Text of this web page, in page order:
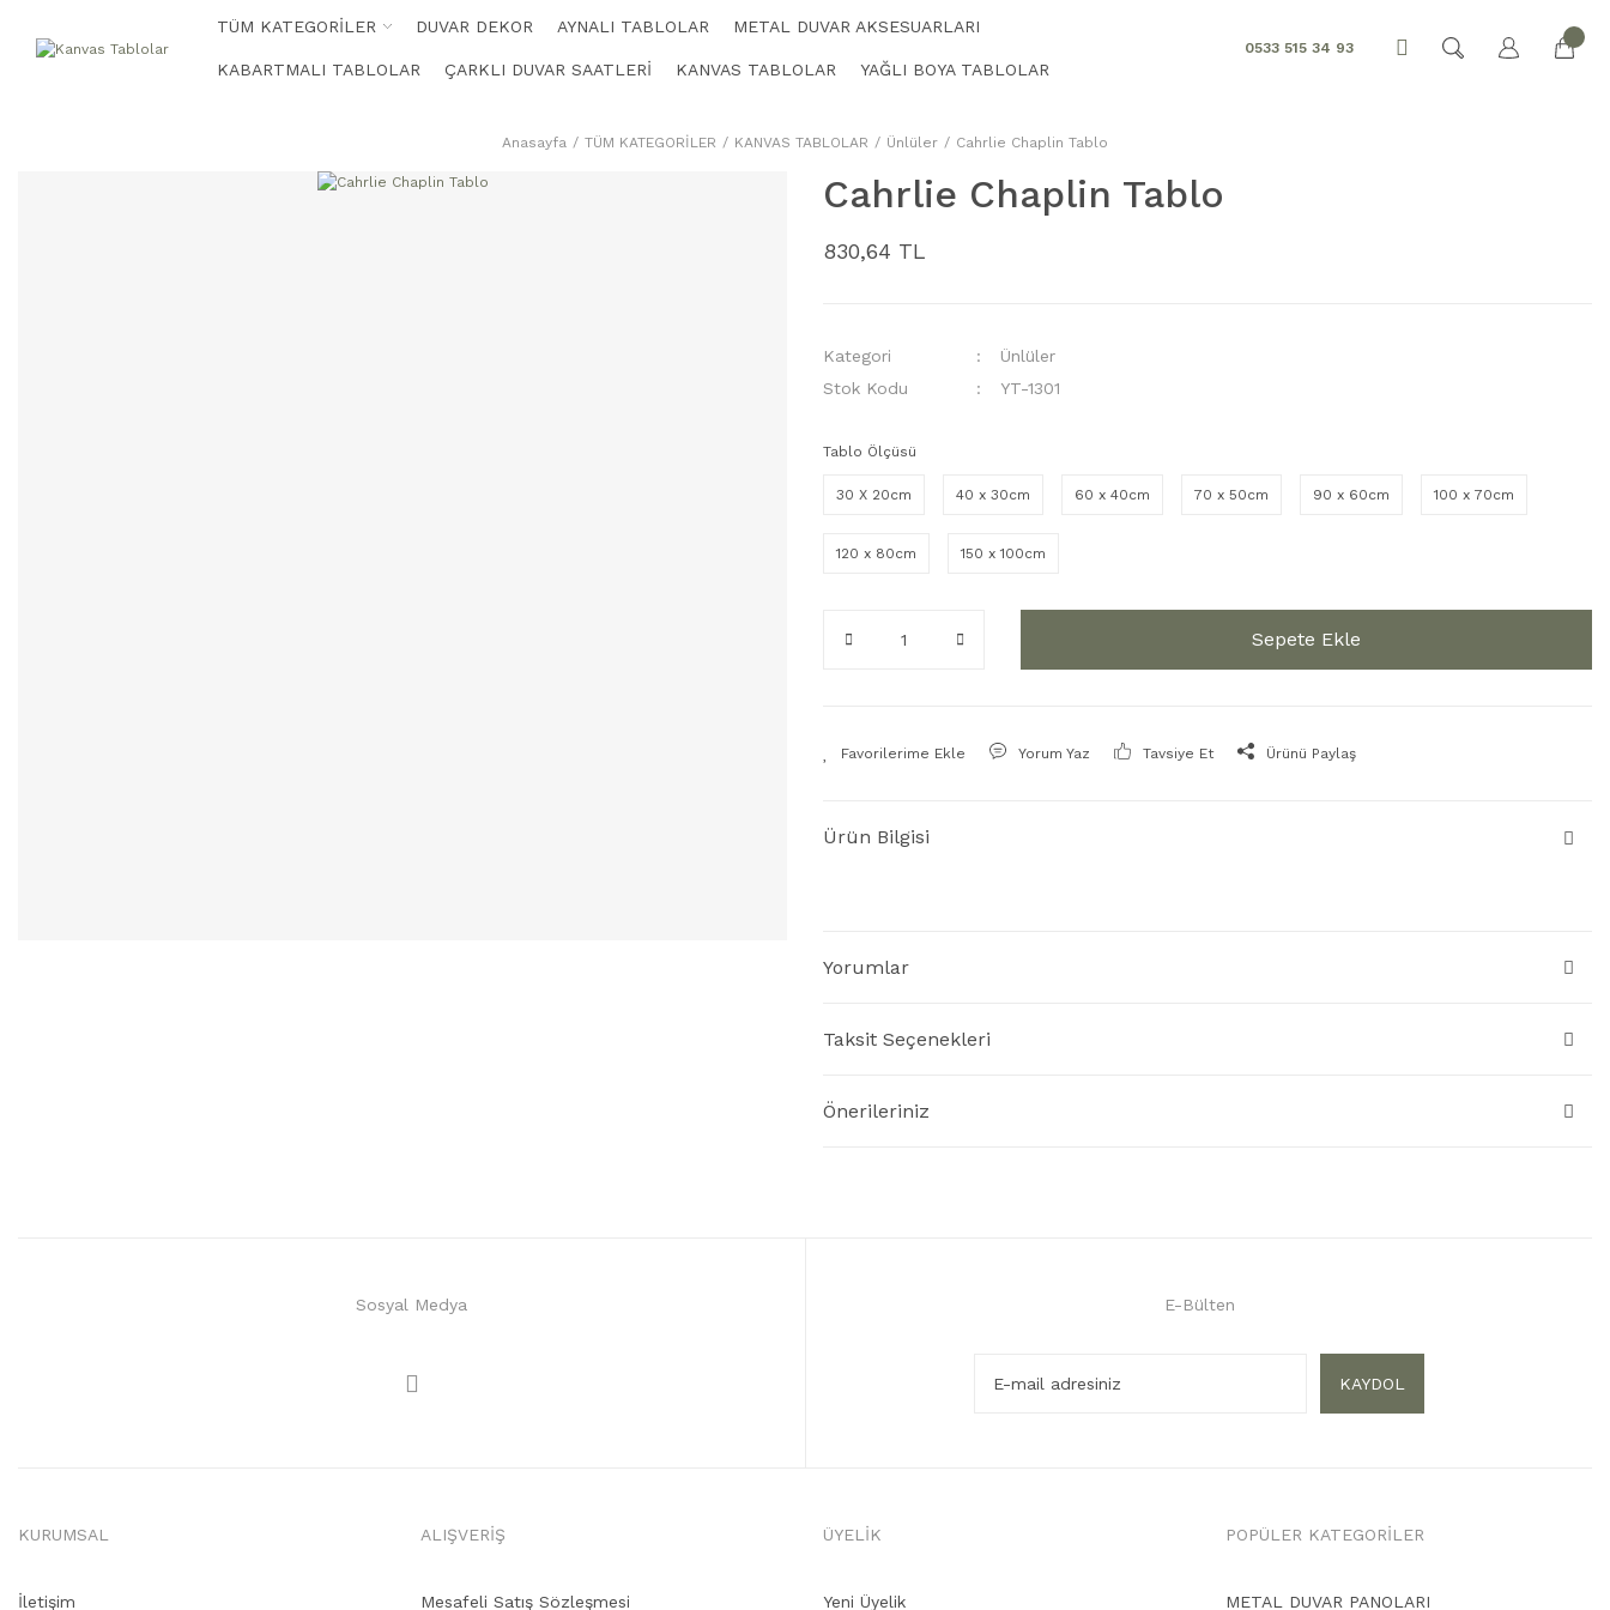
TÜM KATEGORİLER DUVAR DEKOR AYNALI TABLOLAR METAL DUVAR AKSESUARLARI
KABARTMALI TABLOLAR ÇARKLI DUVAR SAATLERİ KANVAS TABLOLAR YAĞLI BOYA TABLOLAR
0533 515 34 93
Anasayfa TÜM KATEGORİLER KANVAS TABLOLAR Ünlüler Cahrlie Chaplin Tablo
Cahrlie Chaplin Tablo
830,64 TL
Kategori
Ünlüler
Stok Kodu
YT-1301
Tablo Ölçüsü
30 X 20cm 40 x 30cm 60 x 40cm 70 x 50cm 90 x 60cm 100 x 70cm
120 x 80cm 150 x 100cm
Sepete Ekle
Yorum Yaz Tavsiye Et Ürünü Paylaş
Ürün Bilgisi
Yorumlar
Taksit Seçenekleri
Önerileriniz
Sosyal Medya E-Bülten
KAYDOL
KURUMSAL
İletişim
ALIŞVERİŞ
Mesafeli Satış Sözleşmesi
ÜYELİK
Yeni Üyelik
POPÜLER KATEGORİLER
METAL DUVAR PANOLARI